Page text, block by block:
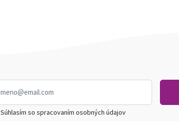
Súhlasím so spracovaním osobných údajov